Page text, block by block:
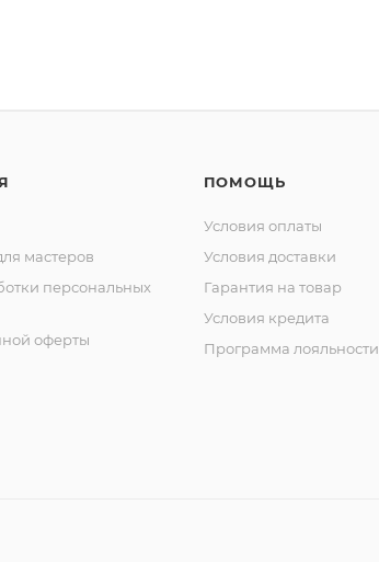
мастеров
персональных
оферты
ПОМОЩЬ
Условия оплаты
Условия доставки
Гарантия на товар
Условия кредита
Программа лояльности